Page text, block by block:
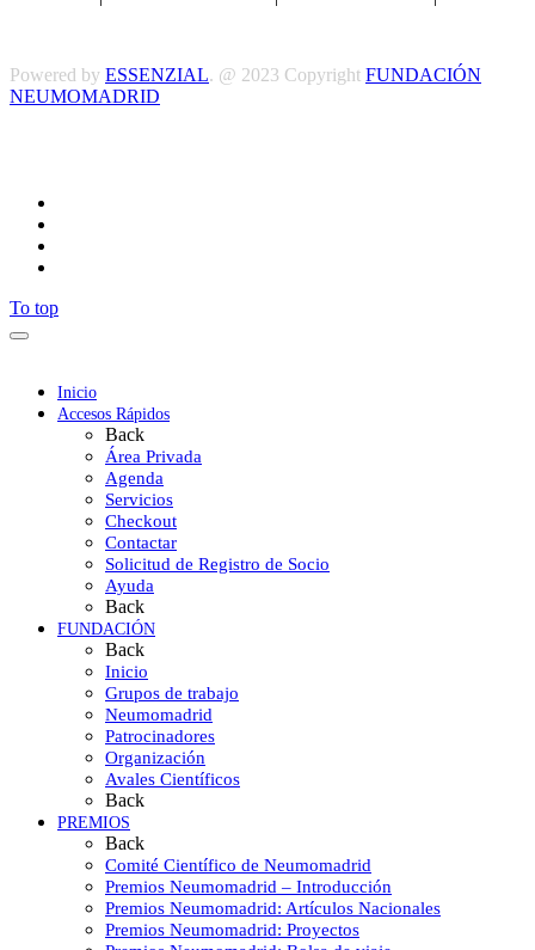
Powered by ESSENZIAL. @ 2023 Copyright FUNDACIÓN
NEUMOMADRID
To top
Inicio
Accesos Rápidos
Back
Área Privada
Agenda
Servicios
Checkout
Contactar
Solicitud de Registro de Socio
Ayuda
Back
FUNDACIÓN
Back
Inicio
Grupos de trabajo
Neumomadrid
Patrocinadores
Organización
Avales Científicos
Back
PREMIOS
Back
Comité Científico de Neumomadrid
Premios Neumomadrid – Introducción
Premios Neumomadrid: Artículos Nacionales
Premios Neumomadrid: Proyectos